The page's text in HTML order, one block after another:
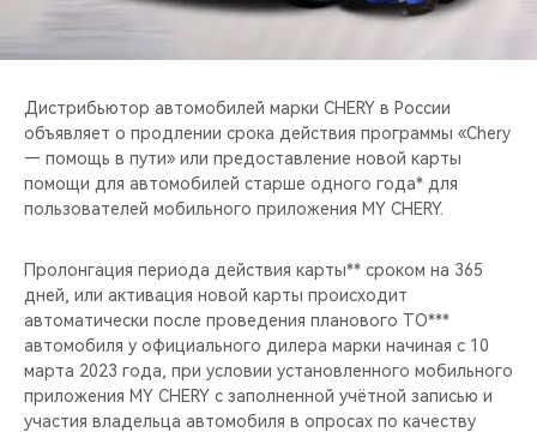
CHERY И СПОРТ
НАШИ МЕРОПРИЯТИЯ
ВИДЕООБЗОРЫ
Дистрибьютор автомобилей марки CHERY в России
объявляет о продлении срока действия программы «Chery
— помощь в пути» или предоставление новой карты
помощи для автомобилей старше одного года* для
пользователей мобильного приложения MY CHERY.
Пролонгация периода действия карты** сроком на 365
дней, или активация новой карты происходит
автоматически после проведения планового ТО***
автомобиля у официального дилера марки начиная с 10
марта 2023 года, при условии установленного мобильного
приложения MY CHERY c заполненной учётной записью и
участия владельца автомобиля в опросах по качеству